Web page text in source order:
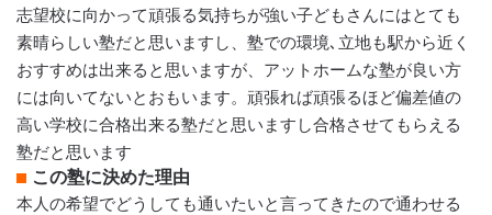
い。 休んだ分は映像で補うことが出来る。 定期テスト前は学
校別の授業になる。
保護者への連絡手段
塾専用アプリ
アクセス・周りの環境
駅近くに場所を移動したので、車は停めにくい。だが、無料
の塾バスがある。
志望校に向かって頑張る気持ちが強い子どもさんにはとても
素晴らしい塾だと思いますし、塾での環境､立地も駅から近く
おすすめは出来ると思いますが、アットホームな塾が良い方
には向いてないとおもいます。頑張れば頑張るほど偏差値の
高い学校に合格出来る塾だと思いますし合格させてもらえる
塾だと思います
この塾に決めた理由
本人の希望でどうしても通いたいと言ってきたので通わせる